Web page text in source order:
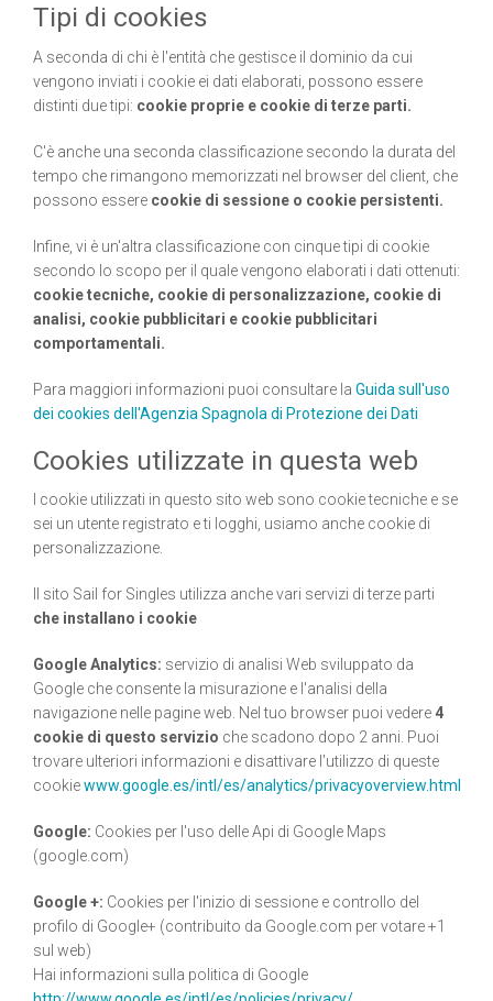
Tipi di cookies
A seconda di chi è l'entità che gestisce il dominio da cui
vengono inviati i cookie ei dati elaborati, possono essere
distinti due tipi: cookie proprie e cookie di terze parti.
C'è anche una seconda classificazione secondo la durata del
tempo che rimangono memorizzati nel browser del client, che
possono essere cookie di sessione o cookie persistenti.
Infine, vi è un'altra classificazione con cinque tipi di cookie
secondo lo scopo per il quale vengono elaborati i dati ottenuti:
cookie tecniche, cookie di personalizzazione, cookie di
analisi, cookie pubblicitari e cookie pubblicitari
comportamentali.
Para maggiori informazioni puoi consultare la Guida sull'uso
dei cookies dell'Agenzia Spagnola di Protezione dei Dati
Cookies utilizzate in questa web
I cookie utilizzati in questo sito web sono cookie tecniche e se
sei un utente registrato e ti logghi, usiamo anche cookie di
personalizzazione.
Il sito Sail for Singles utilizza anche vari servizi di terze parti
che installano i cookie
Google Analytics: servizio di analisi Web sviluppato da
Google che consente la misurazione e l'analisi della
navigazione nelle pagine web. Nel tuo browser puoi vedere 4
cookie di questo servizio che scadono dopo 2 anni. Puoi
trovare ulteriori informazioni e disattivare l'utilizzo di queste
cookiewww.google.es/intl/es/analytics/privacyoverview.html
Google: Cookies per l'uso delle Api di Google Maps
(google.com)
Google +: Cookies per l'inizio di sessione e controllo del
profilo di Google+ (contribuito da Google.com per votare +1
sul web)
Hai informazioni sulla politica di Google